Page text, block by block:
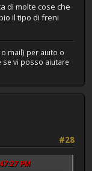
di molte cose che
il tipo di freni
mail) per aiuto o
se vi posso aiutare
#28
PM